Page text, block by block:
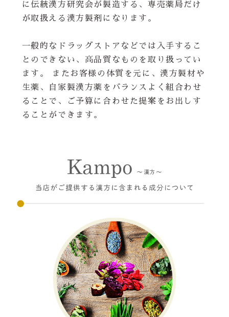
に伝統漢方研究会が製造する、専売薬局だけ
が取扱える漢方製剤になります。
一般的なドラッグストアなどでは入手するこ
とのできない、高品質なものを取り扱ってい
ます。 またお客様の体質を元に、漢方製材や
生薬、自家製漢方薬をバランスよく組合わせ
ることで、ご予算に合わせた提案をお出しす
ることができます。